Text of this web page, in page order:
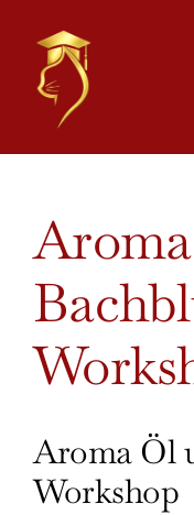
content
Larger
Image
Aroma Öl
Workshop